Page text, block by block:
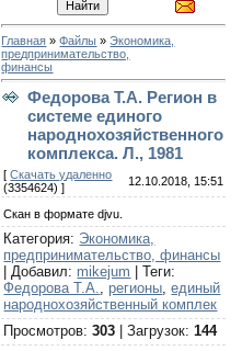
Главная »Файлы »Экономика,
предпринимательство,
финансы
Федорова Т.А. Регион в
системе единого
народнохозяйственного
комплекса. Л., 1981
[Скачать удаленно
(3354624) ]
12.10.2018, 15:51
Скан в формате djvu.
Категория: Экономика,
предпринимательство, финансы
|Добавил: mikejum |Теги:
Федорова Т.А.,регионы,единый
народнохозяйственный комплек
Просмотров:303 |Загрузок:144